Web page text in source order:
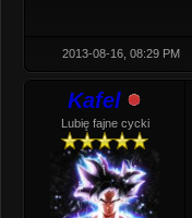
2013-08-16, 08:29 PM
Kafel
Lubię fajne cycki